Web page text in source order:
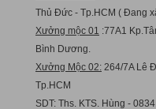
Thủ Đức - Tp.HCM ( Đang
Xưởng mộc 01
:77A1
Bình Dương.
Xưởng Mộc 02: 264/7A Lê
Tp.HCM
SDT: Ths. KTS. Hùng -